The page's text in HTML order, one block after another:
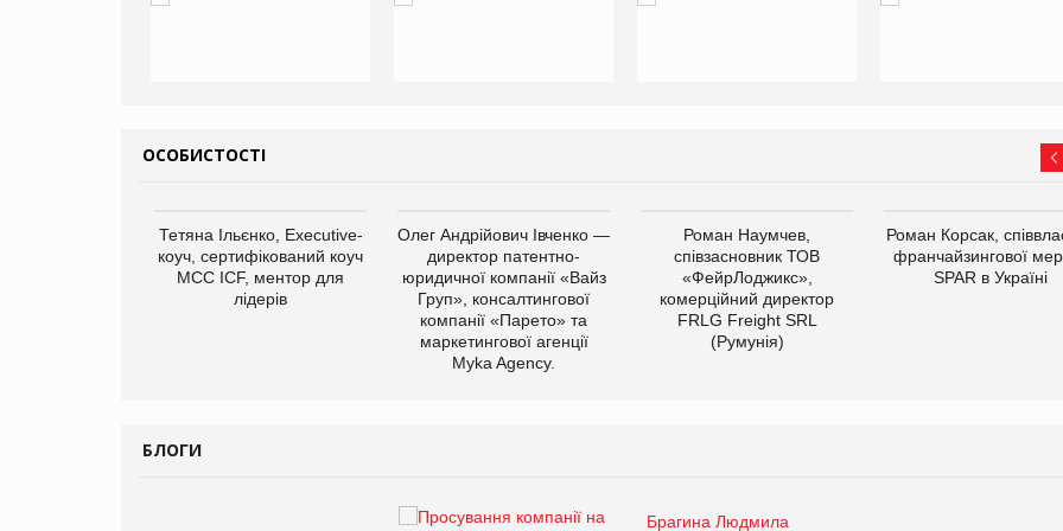
ОСОБИСТОСТІ
Тетяна Ільєнко, Executive-
коуч, сертифікований коуч
МСС ICF, ментор для
лідерів
Олег Андрійович Івченко —
директор патентно-
юридичної компанії «Вайз
Груп», консалтингової
компанії «Парето» та
маркетингової агенції
Myka Agency.
Роман Наумчев,
співзасновник ТОВ
«ФейрЛоджикс»,
комерційний директор
FRLG Freight SRL
(Румунія)
Роман Корсак,
франчайзингової
SPAR в Україні
БЛОГИ
Брагина Людмила